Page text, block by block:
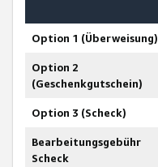
Option 1 (Überweisung)
Option 2
(Geschenkgutschein)
Option 3 (Scheck)
Bearbeitungsgebühr
Scheck